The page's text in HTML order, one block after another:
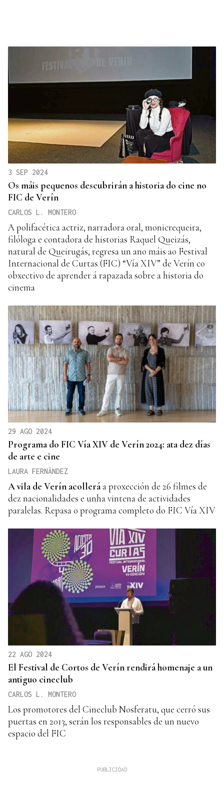
3 SEP 2024
Os máis pequenos descubrirán a historia do cine no
FIC de Verín
CARLOS L. MONTERO
A polifacética actriz, narradora oral, monicrequeira,
filóloga e contadora de historias Raquel Queizás,
natural de Queirugás, regresa un ano máis ao Festival
Internacional de Curtas (FIC) “Vía XIV” de Verín co
obxectivo de aprender á rapazada sobre a historia do
cinema
29 AGO 2024
Programa do FIC Vía XIV de Verín 2024: ata dez días
de arte e cine
LAURA FERNÁNDEZ
A vila de Verín acolleráa proxección de 26 filmes de
dez nacionalidades e unha vintena de actividades
paralelas. Repasa o programa completo do FIC Vía XIV
22 AGO 2024
El Festival de Cortos de Verín rendirá homenaje a un
antiguo cineclub
CARLOS L. MONTERO
Los promotores del Cineclub Nosferatu, que cerró sus
puertas en 2013, serán los responsables de un nuevo
espacio del FIC